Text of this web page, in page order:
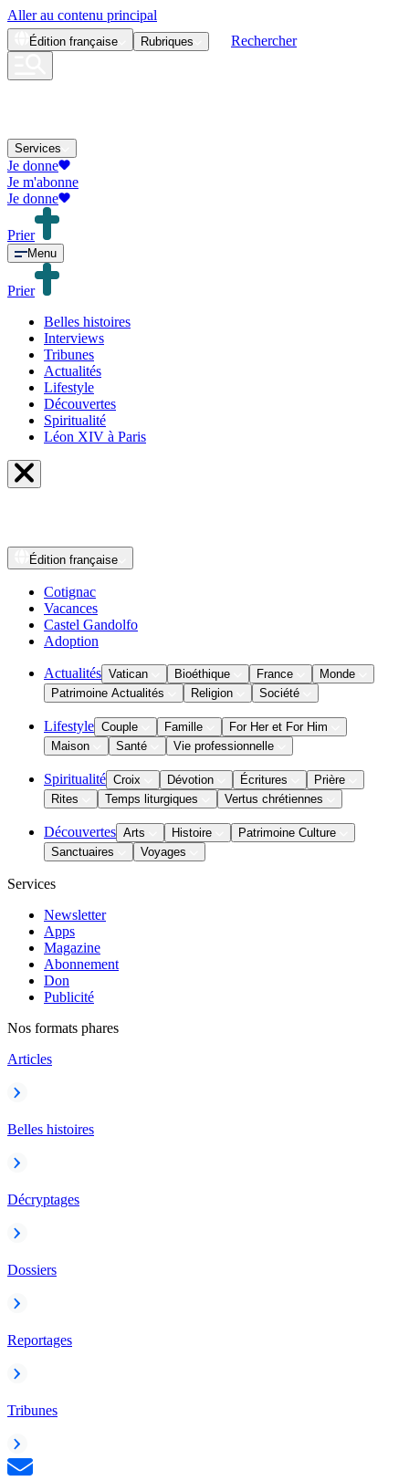
Aller au contenu principal
Édition française Rubriques Rechercher
Services
Je donne
Je m'abonne
Je donne
Prier
Menu
Prier
Belles histoires
Interviews
Tribunes
Actualités
Lifestyle
Découvertes
Spiritualité
Léon XIV à Paris
Édition française
Cotignac
Vacances
Castel Gandolfo
Adoption
Actualités Vatican Bioéthique France
Monde
Patrimoine Actualités
Religion Société
Lifestyle Couple Famille
For Her et For Him
Maison
Santé Vie professionnelle
Spiritualité Croix Dévotion Écritures
Prière
Rites
Temps liturgiques Vertus chrétiennes
Découvertes Arts Histoire
Patrimoine Culture
Sanctuaires
Voyages
Services
Newsletter
Apps
Magazine
Abonnement
Don
Publicité
Nos formats phares
Articles
Belles histoires
Décryptages
Dossiers
Reportages
Tribunes